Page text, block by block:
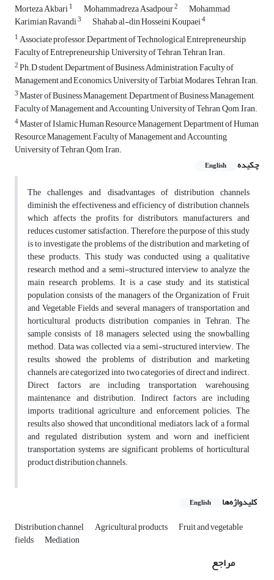
Morteza Akbari1 Mohammadreza Asadpour2 Mohammad
Karimian Ravandi3 Shahab al-din Hosseini Koupaei4
1Associate professor, Department of Technological Entrepreneurship,
Faculty of Entrepreneurship, University of Tehran, Tehran, Iran.
2Ph.D student, Department of Business Administration, Faculty of
Management and Economics, University of Tarbiat Modares, Tehran, Iran.
3Master of Business Management, Department of Business Management,
Faculty of Management and Accounting, University of Tehran, Qom, Iran.
4Master of Islamic Human Resource Management, Department of Human
Resource Management, Faculty of Management and Accounting,
University of Tehran, Qom, Iran.
چکیده
English
The challenges and disadvantages of distribution channels
diminish the effectiveness and efficiency of distribution channels,
which affects the profits for distributors, manufacturers, and
reduces customer satisfaction. Therefore, the purpose of this study
is to investigate the problems of the distribution and marketing of
these products. This study was conducted using a qualitative
research method and a semi-structured interview to analyze the
main research problems. It is a case study, and its statistical
population consists of the managers of the Organization of Fruit
and Vegetable Fields and several managers of transportation and
horticultural products distribution companies in Tehran. The
sample consists of 18 managers, selected using the snowballing
method. Data was collected via a semi-structured interview. The
results showed the problems of distribution and marketing
channels are categorized into two categories of direct and indirect.
Direct factors are including transportation, warehousing,
maintenance, and distribution. Indirect factors are including
imports, traditional agriculture, and enforcement policies. The
results also showed that unconditional mediators, lack of a formal
and regulated distribution system, and worn and inefficient
transportation systems are significant problems of horticultural
product distribution channels.
کلیدواژه‌ها English
Distribution channel Agricultural products Fruit and vegetable
fields Mediation
مراجع